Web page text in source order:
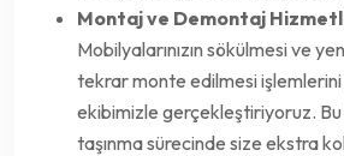
Montaj ve Demontaj
Mobilyalarınızın sökülmesi ve
tekrar monte edilmesi
ekibimizle gerçekleştiriyoruz.
taşınma sürecinde size ekstra